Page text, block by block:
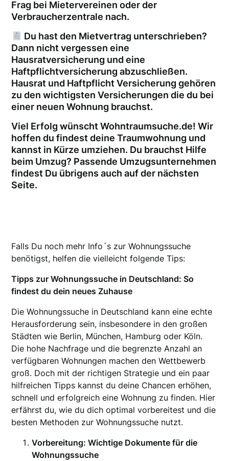
Frag bei Mietervereinen oder der
Verbraucherzentrale nach.
Du hast den Mietvertrag unterschrieben?
Dann nicht vergessen eine
Hausratversicherung und eine
Haftpflichtversicherung abzuschließen.
Hausrat und Haftpflicht Versicherung gehören
zu den wichtigsten Versicherungen die du bei
einer neuen Wohnung brauchst.
Viel Erfolg wünscht Wohntraumsuche.de! Wir
hoffen du findest deine Traumwohnung und
kannst in Kürze umziehen. Du brauchst Hilfe
beim Umzug? Passende Umzugsunternehmen
findest Du übrigens auch auf der nächsten
Seite.
Falls Du noch mehr Info´s zur Wohnungssuche
benötigst, helfen die vielleicht folgende Tips:
Tipps zur Wohnungssuche in Deutschland: So
findest du dein neues Zuhause
Die Wohnungssuche in Deutschland kann eine echte
Herausforderung sein, insbesondere in den großen
Städten wie Berlin, München, Hamburg oder Köln.
Die hohe Nachfrage und die begrenzte Anzahl an
verfügbaren Wohnungen machen den Wettbewerb
groß. Doch mit der richtigen Strategie und ein paar
hilfreichen Tipps kannst du deine Chancen erhöhen,
schnell und erfolgreich eine Wohnung zu finden. Hier
erfährst du, wie du dich optimal vorbereitest und die
besten Methoden zur Wohnungssuche nutzt.
Vorbereitung: Wichtige Dokumente für die
Wohnungssuche